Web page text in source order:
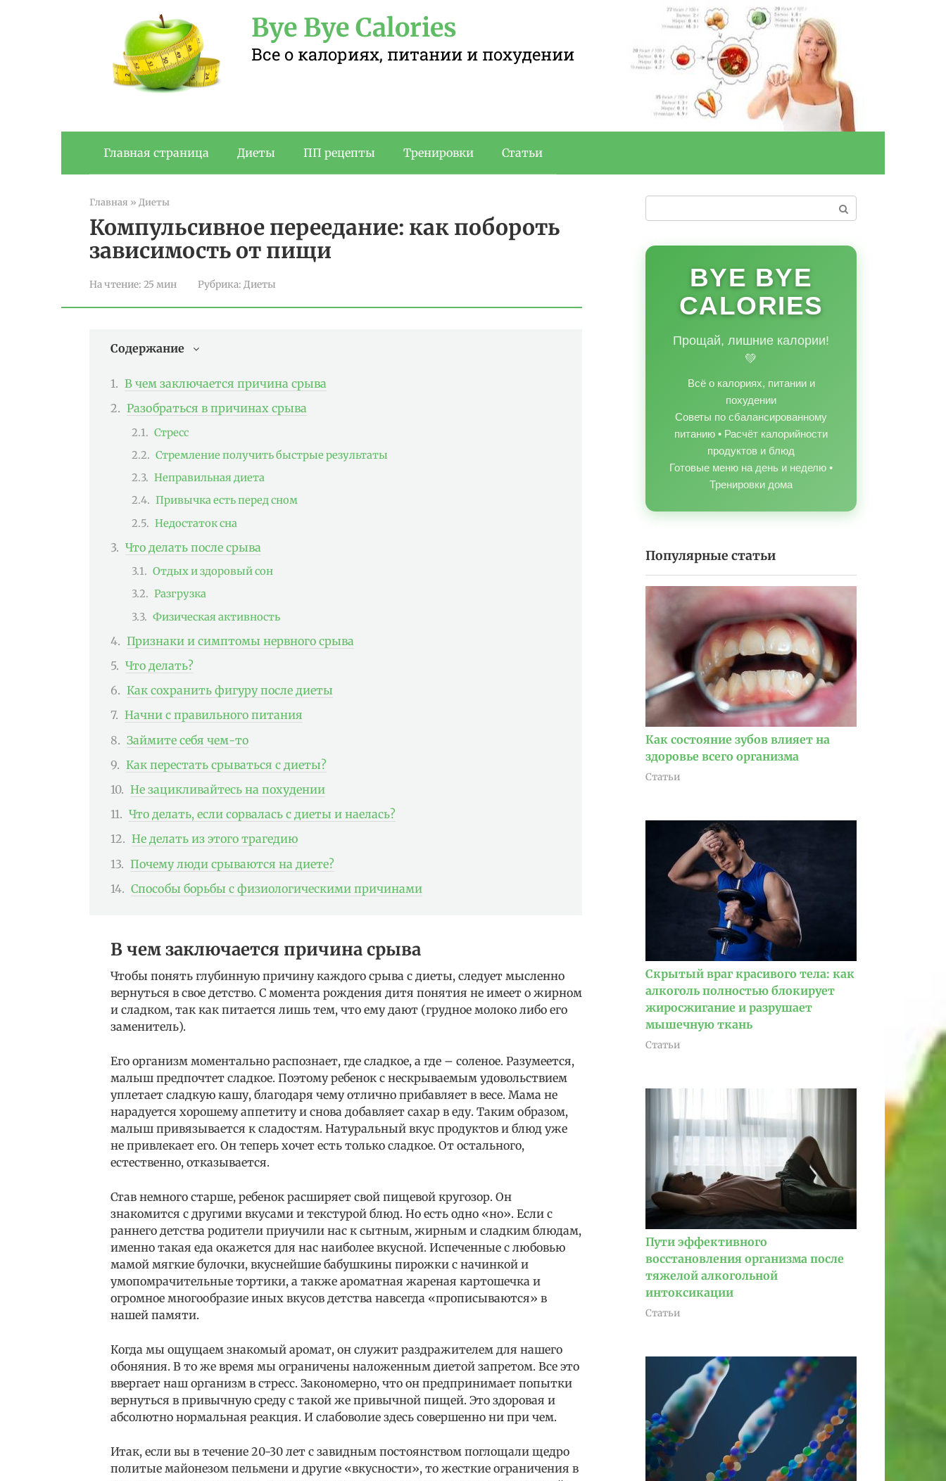
Bye Bye Calories
Все о калориях, питании и похудении
Главная страница Диеты ПП рецепты Тренировки Статьи
Главная » Диеты
Компульсивное переедание: как побороть
зависимость от пищи
На чтение: 25 мин Рубрика: Диеты
Содержание
В чем заключается причина срыва
Разобраться в причинах срыва
Стресс
Стремление получить быстрые результаты
Неправильная диета
Привычка есть перед сном
Недостаток сна
Что делать после срыва
Отдых и здоровый сон
Разгрузка
Физическая активность
Признаки и симптомы нервного срыва
Что делать?
Как сохранить фигуру после диеты
Начни с правильного питания
Займите себя чем-то
Как перестать срываться с диеты?
Не зацикливайтесь на похудении
Что делать, если сорвалась с диеты и наелась?
Не делать из этого трагедию
Почему люди срываются на диете?
Способы борьбы с физиологическими причинами
В чем заключается причина срыва
Чтобы понять глубинную причину каждого срыва с диеты, следует мысленно
вернуться в свое детство. С момента рождения дитя понятия не имеет о жирном
и сладком, так как питается лишь тем, что ему дают (грудное молоко либо его
заменитель).
Его организм моментально распознает, где сладкое, а где – соленое. Разумеется,
малыш предпочтет сладкое. Поэтому ребенок с нескрываемым удовольствием
уплетает сладкую кашу, благодаря чему отлично прибавляет в весе. Мама не
нарадуется хорошему аппетиту и снова добавляет сахар в еду. Таким образом,
малыш привязывается к сладостям. Натуральный вкус продуктов и блюд уже
не привлекает его. Он теперь хочет есть только сладкое. От остального,
естественно, отказывается.
Став немного старше, ребенок расширяет свой пищевой кругозор. Он
знакомится с другими вкусами и текстурой блюд. Но есть одно «но». Если с
раннего детства родители приучили нас к сытным, жирным и сладким блюдам,
именно такая еда окажется для нас наиболее вкусной. Испеченные с любовью
мамой мягкие булочки, вкуснейшие бабушкины пирожки с начинкой и
умопомрачительные тортики, а также ароматная жареная картошечка и
огромное многообразие иных вкусов детства навсегда «прописываются» в
нашей памяти.
Когда мы ощущаем знакомый аромат, он служит раздражителем для нашего
обоняния. В то же время мы ограничены наложенным диетой запретом. Все это
ввергает наш организм в стресс. Закономерно, что он предпринимает попытки
вернуться в привычную среду с такой же привычной пищей. Это здоровая и
абсолютно нормальная реакция. И слабоволие здесь совершенно ни при чем.
Итак, если вы в течение 20-30 лет с завидным постоянством поглощали щедро
политые майонезом пельмени и другие «вкусности», то жесткие ограничения в
BYE BYE
CALORIES
Прощай, лишние калории!
💚
Всё о калориях, питании и
похудении
Советы по сбалансированному
питанию • Расчёт калорийности
продуктов и блюд
Готовые меню на день и неделю •
Тренировки дома
Популярные статьи
Как состояние зубов влияет на
здоровье всего организма
Статьи
Скрытый враг красивого тела: как
алкоголь полностью блокирует
жиросжигание и разрушает
мышечную ткань
Статьи
Пути эффективного
восстановления организма после
тяжелой алкогольной
интоксикации
Статьи